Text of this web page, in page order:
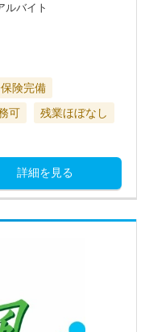
ルバイト
険完備
可 残業ほぼなし
詳細を見る